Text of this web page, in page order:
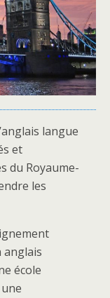
langue
et
du Royaume-
les
anglais
école